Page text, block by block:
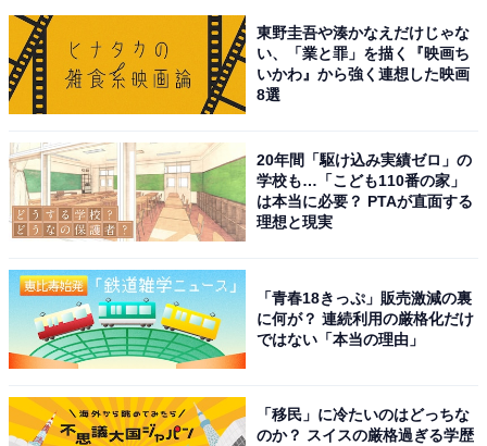
東野圭吾や湊かなえだけじゃな
い、「業と罪」を描く『映画ち
いかわ』から強く連想した映画
8選
20年間「駆け込み実績ゼロ」の
学校も…「こども110番の家」
は本当に必要？ PTAが直面する
理想と現実
「青春18きっぷ」販売激減の裏
に何が？ 連続利用の厳格化だけ
ではない「本当の理由」
「移民」に冷たいのはどっちな
のか？ スイスの厳格過ぎる学歴